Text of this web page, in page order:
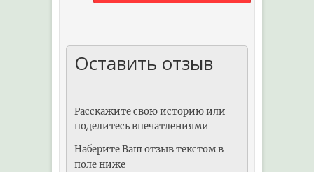
Оставить отзыв
Расскажите свою историю или
поделитесь впечатлениями
Наберите Ваш отзыв текстом в
поле ниже